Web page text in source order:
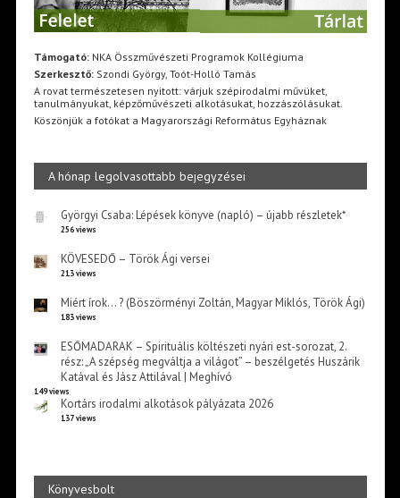
Támogató:NKA Összművészeti Programok Kollégiuma
Szerkesztő:Szondi György, Toót-Holló Tamás
A rovat természetesen nyitott: várjuk szépirodalmi művüket,
tanulmányukat, képzőművészeti alkotásukat, hozzászólásukat.
Köszönjük a fotókat a Magyarországi Református Egyháznak
A hónap legolvasottabb bejegyzései
Györgyi Csaba: Lépések könyve (napló) – újabb részletek*
256 views
KÖVESEDŐ – Török Ági versei
213 views
Miért írok… ? (Böszörményi Zoltán, Magyar Miklós, Török Ági)
183 views
ESŐMADARAK – Spirituális költészeti nyári est-sorozat, 2.
rész: „A szépség megváltja a világot” – beszélgetés Huszárik
Katával és Jász Attilával | Meghívó
149 views
Kortárs irodalmi alkotások pályázata 2026
137 views
Könyvesbolt